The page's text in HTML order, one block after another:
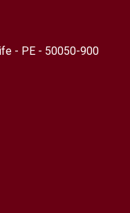
- PE - 50050-900